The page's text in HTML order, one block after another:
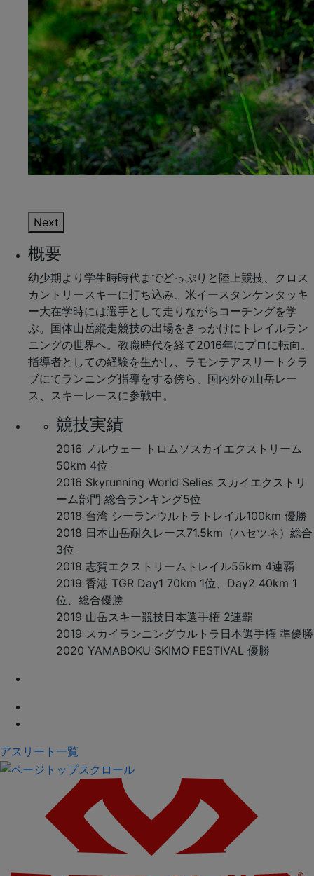
Next
概要
幼少期より学生時時代までどっぷりと陸上競技、クロス
カントリースキーに打ち込み、米イースタンケンタッキ
ー大在学時には選手として走りながらコーチングを学
ぶ。国体山岳縦走競技の出場をきっかけにトレイルラン
ニングの世界へ。教職時代を経て2016年にプロに転向。
指導者としての経験を生かし、ラモンテアスリートクラ
ブにてランニング指導をする傍ら、国内外の山岳レー
ス、スキーレースに参戦中。
競技実績
2016 ノルウェー トロムソスカイエクストリーム
50km 4位
2016 Skyrunning World Selies スカイエクストリ
ーム部門 総合ランキング5位
2018 台湾 シーランウルトラトレイル100km 優勝
2018 日本山岳耐久レース71.5km（ハセツネ）総合
3位
2018 志賀エクストリームトレイル55km 4連覇
2019 香港 TGR Day1 70km 1位、Day2 40km 1
位、総合優勝
2019 山岳スキー競技日本選手権 2連覇
2019 スカイランニングウルトラ日本選手権 準優勝
2020 YAMABOKU SKIMO FESTIVAL 優勝
アスリート一覧